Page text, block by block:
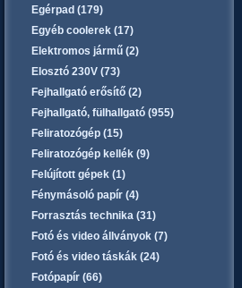
Egérpad (179)
Egyéb coolerek (17)
Elektromos jármű (2)
Elosztó 230V (73)
Fejhallgató erősítő (2)
Fejhallgató, fülhallgató (955)
Feliratozógép (15)
Feliratozógép kellék (9)
Felújított gépek (1)
Fénymásoló papír (4)
Forrasztás technika (31)
Fotó és video állványok (7)
Fotó és video táskák (24)
Fotópapír (66)